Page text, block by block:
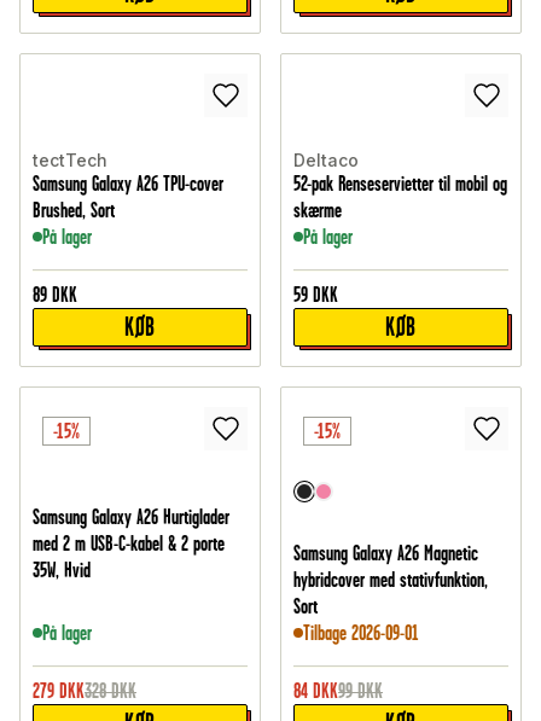
tectTech
Samsung Galaxy A26 TPU-cover
Brushed, Sort
På lager
89 DKK
KØB
Deltaco
52-pak Renseservietter til mobil og
skærme
På lager
59 DKK
KØB
-15%
Samsung Galaxy A26 Hurtiglader
med 2 m USB-C-kabel & 2 porte
35W, Hvid
På lager
279 DKK328 DKK
-15%
Samsung Galaxy A26 Magnetic
hybridcover med stativfunktion,
Sort
Tilbage 2026-09-01
84 DKK99 DKK